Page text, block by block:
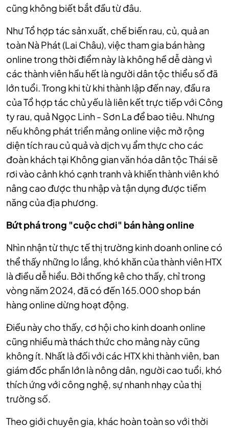
cũng không biết bắt đầu từ đâu.
Như Tổ hợp tác sản xuất, chế biến rau, củ, quả an
toàn Nà Phát (Lai Châu), việc tham gia bán hàng
online trong thời điểm này là không hề dễ dàng vì
các thành viên hầu hết là người dân tộc thiểu số đã
lớn tuổi. Trong khi từ khi thành lập đến nay, đầu ra
của Tổ hợp tác chủ yếu là liên kết trực tiếp với Công
ty rau, quả Ngọc Linh - Sơn La để bao tiêu. Nhưng
nếu không phát triển mảng online việc mở rộng
diện tích rau củ quả và dịch vụ ẩm thực cho các
đoàn khách tại Không gian văn hóa dân tộc Thái sẽ
rơi vào cảnh khó cạnh tranh và khiến thành viên khó
nâng cao được thu nhập và tận dụng được tiềm
năng của địa phương.
Bứt phá trong "cuộc chơi" bán hàng online
Nhìn nhận từ thực tế thị trường kinh doanh online có
thể thấy những lo lắng, khó khăn của thành viên HTX
là điều dễ hiểu. Bởi thống kê cho thấy, chỉ trong
vòng năm 2024, đã có đến 165.000 shop bán
hàng online dừng hoạt động.
Điều này cho thấy, cơ hội cho kinh doanh online
cũng nhiều mà thách thức cho mảng này cũng
không ít. Nhất là đối với các HTX khi thành viên, ban
giám đốc phần lớn là nông dân, người cao tuổi, khó
thích ứng với công nghệ, sự nhanh nhạy của thị
trường số.
Theo giới chuyên gia, khác hoàn toàn so với thời